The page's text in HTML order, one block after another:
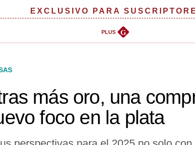
EXCLUSIVO PARA
PLUS G
más oro, una
foco en la plata